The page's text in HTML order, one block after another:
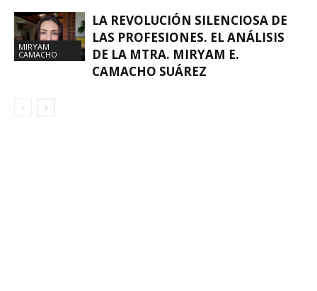
MIRYAM
CAMACHO
LA REVOLUCIÓN SILENCIOSA DE
LAS PROFESIONES. EL ANÁLISIS
DE LA MTRA. MIRYAM E.
CAMACHO SUÁREZ